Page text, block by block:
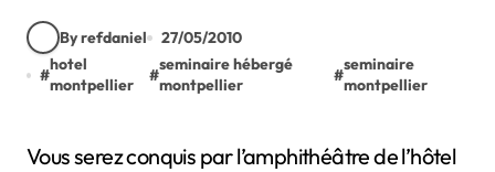
By refdaniel
27/05/2010
#
hotel
montpellier
#
seminaire hébergé
montpellier
#
seminaire
montpellier
Vous serez conquis par l’amphithéâtre de l’hôtel